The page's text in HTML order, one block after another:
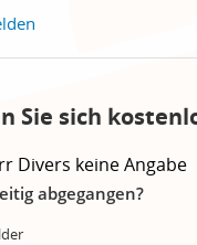
Sie sich
Divers keine Angabe
abgegangen?